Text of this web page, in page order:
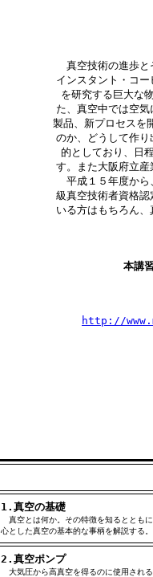
真空技術の進歩と
インスタント・コ
を研究する巨大な
た、真空中では空
製品、新プロセス
のか、どうして作
的としており、日
す。また大阪府立産
平成１５年度から
級真空技術者資格
いる方はもちろん
本講
http://
1.真空の基礎
真空とは何か。その特徴を知るととも
心とした真空の基本的な事柄を解説する。
2.真空ポンプ
大気圧から高真空を得るのに使用され